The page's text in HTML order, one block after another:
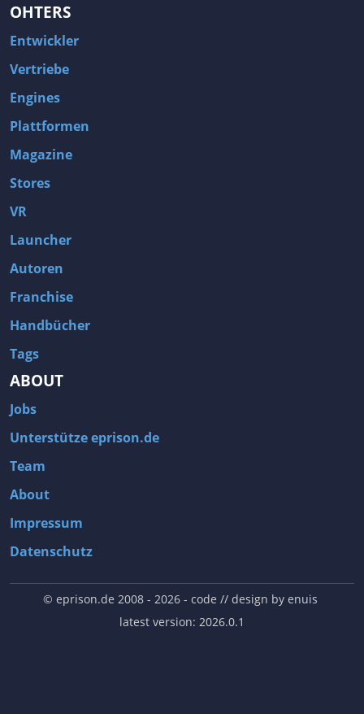
OHTERS
Entwickler
Vertriebe
Engines
Plattformen
Magazine
Stores
VR
Launcher
Autoren
Franchise
Handbücher
Tags
ABOUT
Jobs
Unterstütze eprison.de
Team
About
Impressum
Datenschutz
© eprison.de 2008 - 2026- code // design by enuis
latest version: 2026.0.1